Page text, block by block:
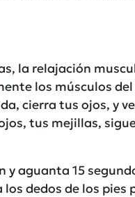
la relajación
los músculos del
cierra tus ojos, y
tus mejillas,
y aguanta 15
dedos de los pies